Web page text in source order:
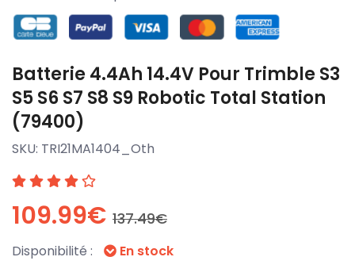
Batterie 4.4Ah 14.4V Pour Trimble S3
S5 S6 S7 S8 S9 Robotic Total Station
(79400)
SKU: TRI21MA1404_Oth
109.99€ 137.49€
Disponibilité : En stock